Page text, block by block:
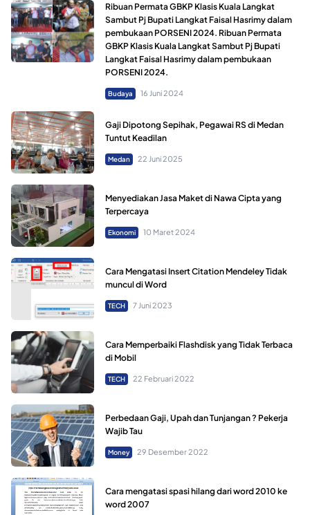
Ribuan Permata GBKP Klasis Kuala Langkat
Sambut Pj Bupati Langkat Faisal Hasrimy dalam
pembukaan PORSENI 2024. Ribuan Permata
GBKP Klasis Kuala Langkat Sambut Pj Bupati
Langkat Faisal Hasrimy dalam pembukaan
PORSENI 2024.
Budaya 16 Juni 2024
Gaji Dipotong Sepihak, Pegawai RS di Medan
Tuntut Keadilan
Medan 22 Juni 2025
Menyediakan Jasa Maket di Nawa Cipta yang
Terpercaya
Ekonomi 10 Maret 2024
Cara Mengatasi Insert Citation Mendeley Tidak
muncul di Word
TECH 7 Juni 2023
Cara Memperbaiki Flashdisk yang Tidak Terbaca
di Mobil
TECH 22 Februari 2022
Perbedaan Gaji, Upah dan Tunjangan ? Pekerja
Wajib Tau
Money 29 Desember 2022
Cara mengatasi spasi hilang dari word 2010 ke
word 2007